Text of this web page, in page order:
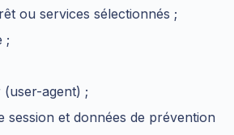
ou services sélectionnés ;
;
(user-agent) ;
session et données de prévention